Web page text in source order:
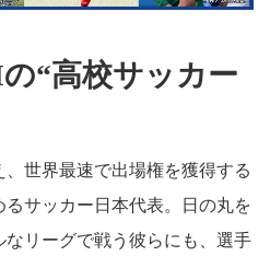
“高校サッカー
、世界最速で出場権を獲得する
サッカー日本代表。日の丸を
リーグで戦う彼らにも、選手